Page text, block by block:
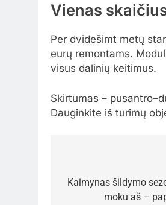
Vienas
Per dvidešimt metų
eurų remontams.
visus dalinių keitimus.
Skirtumas –
Dauginkite iš turimų
tarp
Kaimynas šildymo
moku aš –